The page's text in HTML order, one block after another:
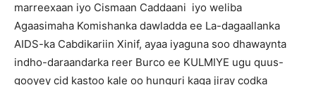
marreexaan iyo Cismaan Caddaani iyo weliba
Agaasimaha Komishanka dawladda ee La-dagaallanka
AIDS-ka Cabdikariin Xinif, ayaa iyaguna soo dhawaynta
indho-daraandarka reer Burco ee KULMIYE ugu quus-
gooyey cid kastoo kale oo hunguri kaga jiray codka